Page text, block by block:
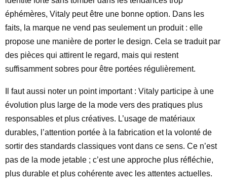
éphémères, Vitaly peut être une bonne option. Dans les
faits, la marque ne vend pas seulement un produit : elle
propose une manière de porter le design. Cela se traduit par
des pièces qui attirent le regard, mais qui restent
suffisamment sobres pour être portées régulièrement.
Il faut aussi noter un point important : Vitaly participe à une
évolution plus large de la mode vers des pratiques plus
responsables et plus créatives. L’usage de matériaux
durables, l’attention portée à la fabrication et la volonté de
sortir des standards classiques vont dans ce sens. Ce n’est
pas de la mode jetable ; c’est une approche plus réfléchie,
plus durable et plus cohérente avec les attentes actuelles.